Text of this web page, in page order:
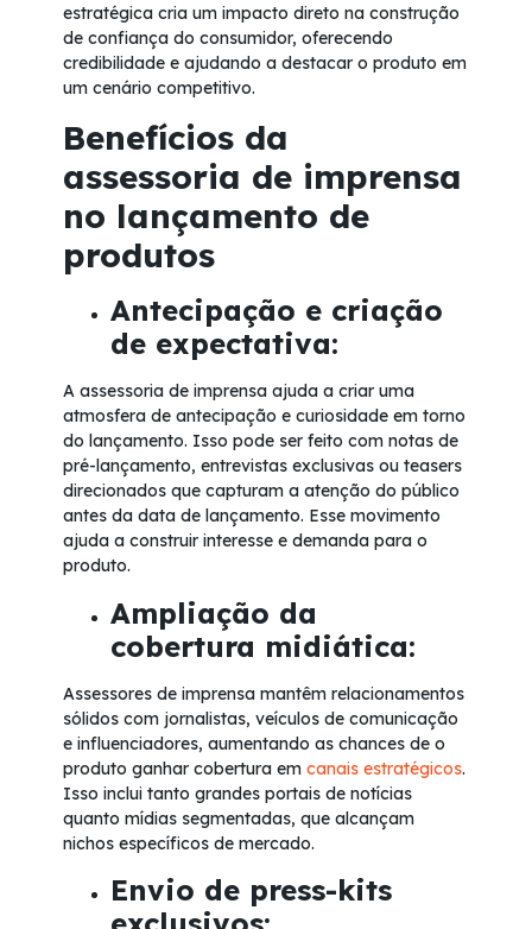
estratégica cria um impacto direto na construção
de confiança do consumidor, oferecendo
credibilidade e ajudando a destacar o produto em
um cenário competitivo.
Benefícios da
assessoria de imprensa
no lançamento de
produtos
Antecipação e criação
de expectativa:
A assessoria de imprensa ajuda a criar uma
atmosfera de antecipação e curiosidade em torno
do lançamento. Isso pode ser feito com notas de
pré-lançamento, entrevistas exclusivas ou teasers
direcionados que capturam a atenção do público
antes da data de lançamento. Esse movimento
ajuda a construir interesse e demanda para o
produto.
Ampliação da
cobertura midiática:
Assessores de imprensa mantêm relacionamentos
sólidos com jornalistas, veículos de comunicação
e influenciadores, aumentando as chances de o
produto ganhar cobertura em canais estratégicos.
Isso inclui tanto grandes portais de notícias
quanto mídias segmentadas, que alcançam
nichos específicos de mercado.
Envio de press-kits